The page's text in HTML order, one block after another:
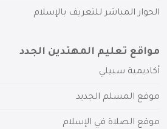
الحوار المباشر للتعريف بالإسلام
مواقع تعليم المهتدين الجدد
أكاديمية سبيلي
موقع المسلم الجديد
موقع الصلاة في الإسلام